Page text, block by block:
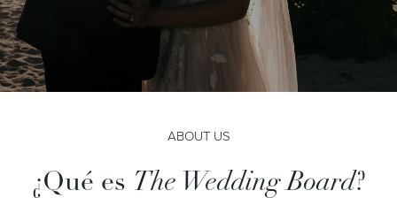
ABOUT US
¿Qué es The Wedding Board?